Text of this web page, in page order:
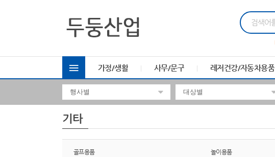
가정/생활 사무/문구 레저건강/자동차용품
기타
골프용품 놀이용품